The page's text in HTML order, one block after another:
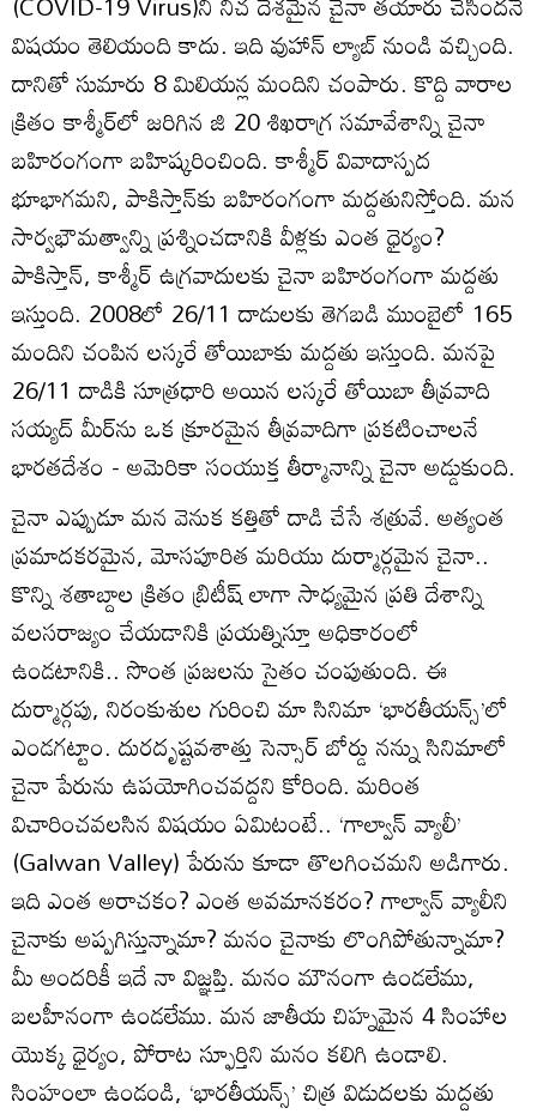
విషయం తెలియంది కాదు. ఇది వుహాన్ ల్యాబ్ నుండి వచ్చింది.
దానితో సుమారు 8 మిలియన్ల మందిని చంపారు. కొద్ది వారాల
క్రితం కాశ్మీర్‌లో జరిగిన జి 20 శిఖరాగ్ర సమావేశాన్ని చైనా
బహిరంగంగా బహిష్కరించింది. కాశ్మీర్ వివాదాస్పద
భూభాగమని, పాకిస్తాన్‌కు బహిరంగంగా మద్దతునిస్తోంది. మన
సార్వభౌమత్వాన్ని ప్రశ్నించడానికి వీళ్లకు ఎంత ధైర్యం?
పాకిస్తాన్, కాశ్మీర్ ఉగ్రవాదులకు చైనా బహిరంగంగా మద్దతు
ఇస్తుంది. 2008లో 26/11 దాడులకు తెగబడి ముంబైలో 165
మందిని చంపిన లస్కరే తోయిబాకు మద్దతు ఇస్తుంది. మనపై
26/11 దాడికి సూత్రధారి అయిన లస్కరే తోయిబా తీవ్రవాది
సయ్యద్ మీర్‌ను ఒక క్రూరమైన తీవ్రవాదిగా ప్రకటించాలనే
భారతదేశం - అమెరికా సంయుక్త తీర్మానాన్ని చైనా అడ్డుకుంది.
చైనా ఎప్పుడూ మన వెనుక కత్తితో దాడి చేసే శత్రువే. అత్యంత
ప్రమాదకరమైన, మోసపూరిత మరియు దుర్మార్గమైన చైనా..
కొన్ని శతాబ్దాల క్రితం బ్రిటీష్ లాగా సాధ్యమైన ప్రతి దేశాన్ని
వలసరాజ్యం చేయడానికి ప్రయత్నిస్తూ అధికారంలో
ఉండటానికి.. సొంత ప్రజలను సైతం చంపుతుంది. ఈ
దుర్మార్గపు, నిరంకుశుల గురించి మా సినిమా ‘భారతీయన్స్’లో
ఎండగట్టాం. దురదృష్టవశాత్తు సెన్సార్ బోర్డు నన్ను సినిమాలో
చైనా పేరును ఉపయోగించవద్దని కోరింది. మరింత
విచారించవలసిన విషయం ఏమిటంటే.. ‘గాల్వాన్ వ్యాలీ’
(Galwan Valley) పేరును కూడా తొలగించమని అడిగారు.
ఇది ఎంత అరాచకం? ఎంత అవమానకరం? గాల్వాన్ వ్యాలీని
చైనాకు అప్పగిస్తున్నామా? మనం చైనాకు లొంగిపోతున్నామా?
మీ అందరికీ ఇదే నా విజ్ఞప్తి. మనం మౌనంగా ఉండలేము,
బలహీనంగా ఉండలేము. మన జాతీయ చిహ్నమైన 4 సింహాల
యొక్క ధైర్యం, పోరాట స్ఫూర్తిని మనం కలిగి ఉండాలి.
సింహంలా ఉండండి, ‘భారతీయన్స్’ చిత్ర విడుదలకు మద్దతు